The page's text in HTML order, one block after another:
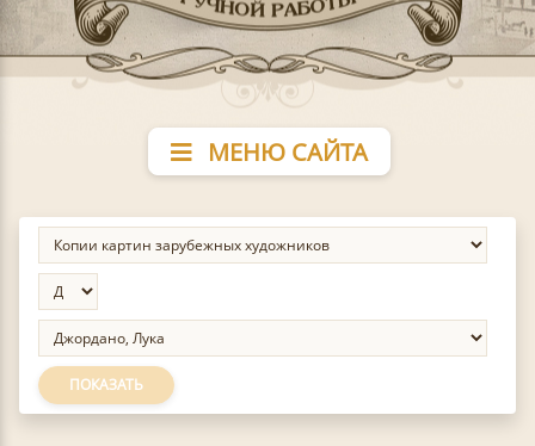
МЕНЮ САЙТА
ПОКАЗАТЬ